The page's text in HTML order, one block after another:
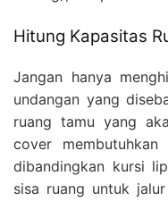
Hitung Kapasitas
Jangan hanya
undangan yang
ruang tamu yang
cover
dibandingkan kursi
sisa ruang untuk